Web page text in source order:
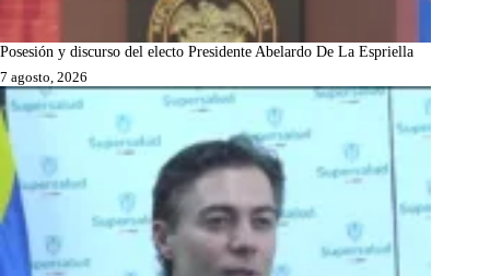
Posesión y discurso del electo Presidente Abelardo De La Espriella
7 agosto, 2026